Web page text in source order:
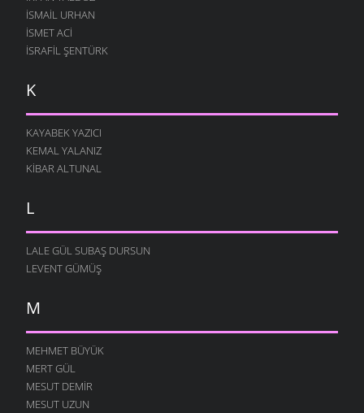
İSMAIL URHAN
İSMET ACI
İSRAFIL ŞENTÜRK
K
KAYABEK YAZICI
KEMAL YALANIZ
KIBAR ALTUNAL
L
LALE GÜL SUBAŞ DURSUN
LEVENT GÜMÜŞ
M
MEHMET BÜYÜK
MERT GÜL
MESUT DEMIR
MESUT UZUN